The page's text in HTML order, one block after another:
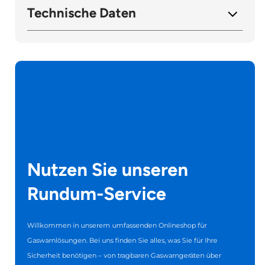
Technische Daten
Nutzen Sie unseren
Rundum-Service
Willkommen in unserem umfassenden Onlineshop für
Gaswarnlösungen. Bei uns finden Sie alles, was Sie für Ihre
Sicherheit benötigen – von tragbaren Gaswarngeräten über